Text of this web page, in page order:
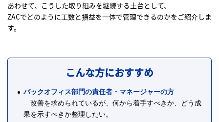
あわせて、こうした取り組みを継続する土台として、
ZACでどのように工数と損益を一体で管理できるのかをご紹介しま
す。
こんな方におすすめ
バックオフィス部門の責任者・マネージャーの方
改善を求められているが、何から着手すべきか、どう成
果を示すべきか整理したい。